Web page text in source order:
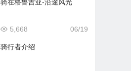
骑在格鲁吉亚-沿途风光
06/19
5,668
骑行者介绍